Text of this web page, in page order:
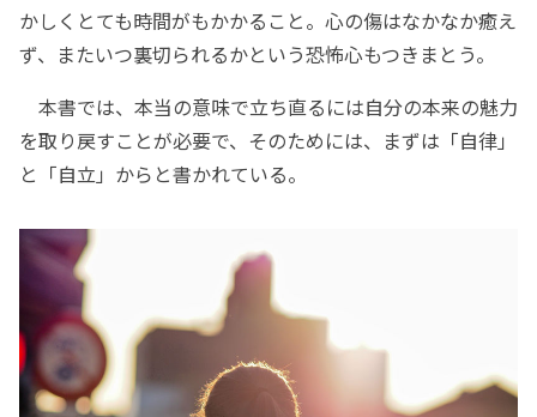
かしくとても時間がもかかること。心の傷はなかなか癒え
ず、またいつ裏切られるかという恐怖心もつきまとう。
本書では、本当の意味で立ち直るには自分の本来の魅力
を取り戻すことが必要で、そのためには、まずは「自律」
と「自立」からと書かれている。